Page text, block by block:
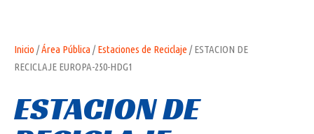
Inicio /Área Pública /Estaciones de Reciclaje / ESTACION DE
RECICLAJE EUROPA-250-HDG1
ESTACION DE